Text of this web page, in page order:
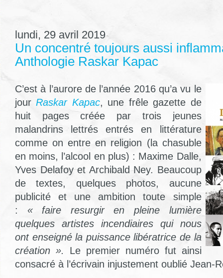
lundi, 29 avril 2019
Un concentré toujours aussi
Anthologie Raskar Kapac
C’est à l’aurore de l’année 2016 qu’a vu le
jourRaskar Kapac, une frêle gazette de
huit pages créée par trois jeunes
malandrins lettrés entrés en littérature
comme on entre en religion (la chasuble
en moins, l’alcool en plus) : Maxime Dalle,
Yves Delafoy et Archibald Ney. Beaucoup
de textes, quelques photos, aucune
publicité et une ambition toute simple
: « faire resurgir en pleine lumière
quelques artistes incendiaires qui nous
ont enseigné la puissance libératrice de la
création ».
Le premier numéro fut ainsi
consacré à l’écrivain injustement oublié Jean-